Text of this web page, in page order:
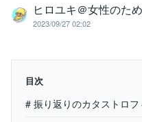
ヒロユキ＠女性のた
2023/09/27 02:02
目次
# 振り返りのカタストロフ